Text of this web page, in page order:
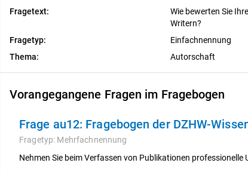
Fragetext:
Wie bewerten Sie
Writern?
Fragetyp:
Einfachnennung
Thema:
Autorschaft
Vorangegangene Fragen im Fragebogen
Frage au12: Fragebogen der DZHW-
Fragetyp: Mehrfachnennung
Nehmen Sie beim Verfassen von Publikationen